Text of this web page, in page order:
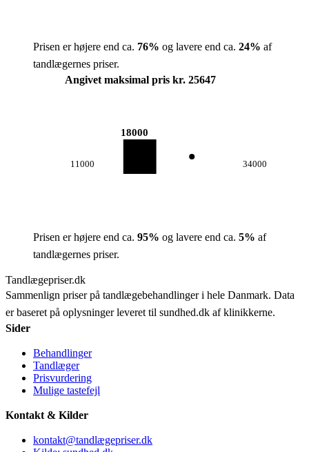
Prisen er højere end ca. 76% og lavere end ca. 24% af
tandlægernes priser.
Angivet maksimal pris kr. 25647
11000
18000
34000
Prisen er højere end ca. 95% og lavere end ca. 5% af
tandlægernes priser.
Tandlægepriser.dk
Sammenlign priser på tandlægebehandlinger i hele Danmark. Data
er baseret på oplysninger leveret til sundhed.dk af klinikkerne.
Sider
Behandlinger
Tandlæger
Prisvurdering
Mulige tastefejl
Kontakt & Kilder
kontakt@tandlægepriser.dk